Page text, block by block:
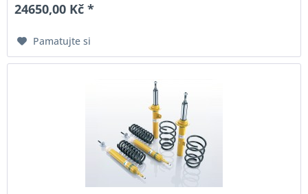
24650,00 Kč *
Pamatujte si